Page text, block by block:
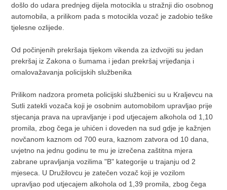
došlo do udara prednjeg dijela motocikla u stražnji dio osobnog
automobila, a prilikom pada s motocikla vozač je zadobio teške
tjelesne ozlijede.
Od počinjenih prekršaja tijekom vikenda za izdvojiti su jedan
prekršaj iz Zakona o šumama i jedan prekršaj vrijeđanja i
omalovažavanja policijskih službenika
Prilikom nadzora prometa policijski službenici su u Kraljevcu na
Sutli zatekli vozača koji je osobnim automobilom upravljao prije
stjecanja prava na upravljanje i pod utjecajem alkohola od 1,10
promila, zbog čega je uhićen i doveden na sud gdje je kažnjen
novčanom kaznom od 700 eura, kaznom zatvora od 10 dana,
uvjetno na jednu godinu te mu je izrečena zaštitna mjera
zabrane upravljanja vozilima "B" kategorije u trajanju od 2
mjeseca. U Družilovcu je zatečen vozač koji je vozilom
upravljao pod utjecajem alkohola od 1,39 promila, zbog čega